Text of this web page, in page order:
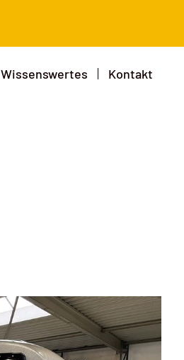
Wissenswertes Kontakt